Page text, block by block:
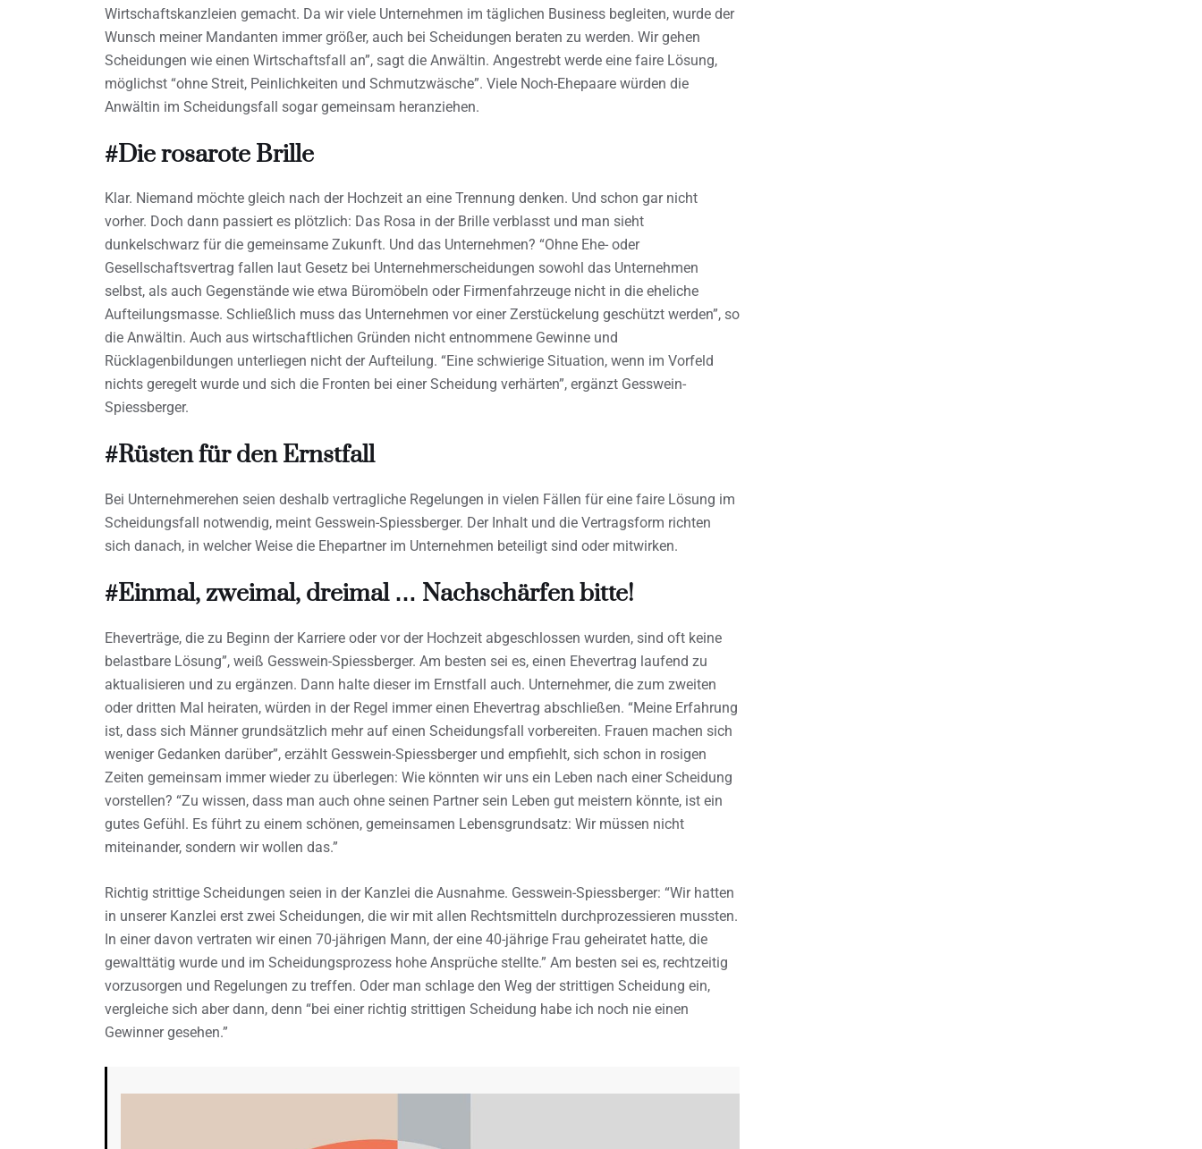
Wirtschaftskanzleien gemacht. Da wir viele Unternehmen im täglichen Business begleiten, wurde der
Wunsch meiner Mandanten immer größer, auch bei Scheidungen beraten zu werden. Wir gehen
Scheidungen wie einen Wirtschaftsfall an”, sagt die Anwältin. Angestrebt werde eine faire Lösung,
möglichst “ohne Streit, Peinlichkeiten und Schmutzwäsche”. Viele Noch-Ehepaare würden die
Anwältin im Scheidungsfall sogar gemeinsam heranziehen.
#Die rosarote Brille
Klar. Niemand möchte gleich nach der Hochzeit an eine Trennung denken. Und schon gar nicht
vorher. Doch dann passiert es plötzlich: Das Rosa in der Brille verblasst und man sieht
dunkelschwarz für die gemeinsame Zukunft. Und das Unternehmen? “Ohne Ehe- oder
Gesellschaftsvertrag fallen laut Gesetz bei Unternehmerscheidungen sowohl das Unternehmen
selbst, als auch Gegenstände wie etwa Büromöbeln oder Firmenfahrzeuge nicht in die eheliche
Aufteilungsmasse. Schließlich muss das Unternehmen vor einer Zerstückelung geschützt werden”, so
die Anwältin. Auch aus wirtschaftlichen Gründen nicht entnommene Gewinne und
Rücklagenbildungen unterliegen nicht der Aufteilung. “Eine schwierige Situation, wenn im Vorfeld
nichts geregelt wurde und sich die Fronten bei einer Scheidung verhärten”, ergänzt Gesswein-
Spiessberger.
#Rüsten für den Ernstfall
Bei Unternehmerehen seien deshalb vertragliche Regelungen in vielen Fällen für eine faire Lösung im
Scheidungsfall notwendig, meint Gesswein-Spiessberger. Der Inhalt und die Vertragsform richten
sich danach, in welcher Weise die Ehepartner im Unternehmen beteiligt sind oder mitwirken.
#Einmal, zweimal, dreimal … Nachschärfen bitte!
Eheverträge, die zu Beginn der Karriere oder vor der Hochzeit abgeschlossen wurden, sind oft keine
belastbare Lösung”, weiß Gesswein-Spiessberger. Am besten sei es, einen Ehevertrag laufend zu
aktualisieren und zu ergänzen. Dann halte dieser im Ernstfall auch. Unternehmer, die zum zweiten
oder dritten Mal heiraten, würden in der Regel immer einen Ehevertrag abschließen. “Meine Erfahrung
ist, dass sich Männer grundsätzlich mehr auf einen Scheidungsfall vorbereiten. Frauen machen sich
weniger Gedanken darüber”, erzählt Gesswein-Spiessberger und empfiehlt, sich schon in rosigen
Zeiten gemeinsam immer wieder zu überlegen: Wie könnten wir uns ein Leben nach einer Scheidung
vorstellen? “Zu wissen, dass man auch ohne seinen Partner sein Leben gut meistern könnte, ist ein
gutes Gefühl. Es führt zu einem schönen, gemeinsamen Lebensgrundsatz: Wir müssen nicht
miteinander, sondern wir wollen das.”
Richtig strittige Scheidungen seien in der Kanzlei die Ausnahme. Gesswein-Spiessberger: “Wir hatten
in unserer Kanzlei erst zwei Scheidungen, die wir mit allen Rechtsmitteln durchprozessieren mussten.
In einer davon vertraten wir einen 70-jährigen Mann, der eine 40-jährige Frau geheiratet hatte, die
gewalttätig wurde und im Scheidungsprozess hohe Ansprüche stellte.” Am besten sei es, rechtzeitig
vorzusorgen und Regelungen zu treffen. Oder man schlage den Weg der strittigen Scheidung ein,
vergleiche sich aber dann, denn “bei einer richtig strittigen Scheidung habe ich noch nie einen
Gewinner gesehen.”